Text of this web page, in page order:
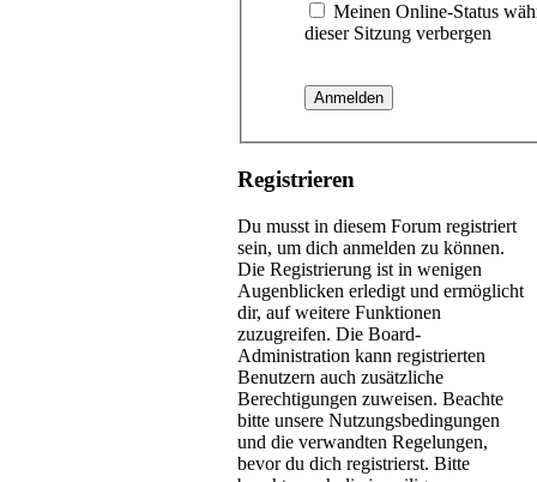
Meinen Online-Status
dieser Sitzung verbergen
Registrieren
Du musst in diesem Forum registriert
sein, um dich anmelden zu können.
Die Registrierung ist in wenigen
Augenblicken erledigt und ermöglicht
dir, auf weitere Funktionen
zuzugreifen. Die Board-
Administration kann registrierten
Benutzern auch zusätzliche
Berechtigungen zuweisen. Beachte
bitte unsere Nutzungsbedingungen
und die verwandten Regelungen,
bevor du dich registrierst. Bitte